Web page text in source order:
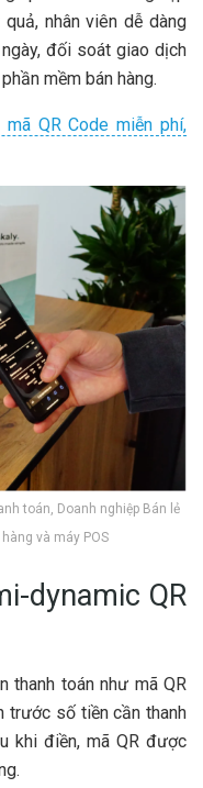
nhân viên dễ dàng
đối soát giao dịch
mềm bán hàng.
QR Code miễn phí,
toán, Doanh nghiệp Bán lẻ
và máy POS
dynamic QR
thanh toán như mã QR
trước số tiền cần thanh
khi điền, mã QR được